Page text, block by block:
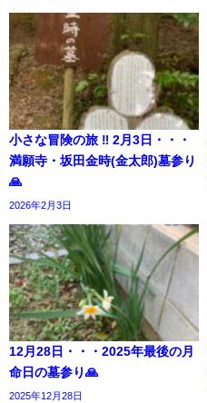
小さな冒険の旅 ‼︎ 2月3日・・・
満願寺・坂田金時(金太郎)墓参り
🙏
2026年2月3日
12月28日・・・2025年最後の月
命日の墓参り🙏
2025年12月28日